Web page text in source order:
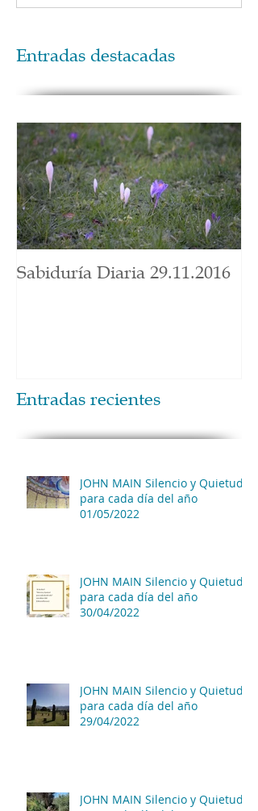
Entradas destacadas
Sabiduría Diaria 29.11.2016
Entradas recientes
JOHN MAIN Silencio y Quietud
para cada día del año
01/05/2022
JOHN MAIN Silencio y Quietud
para cada día del año
30/04/2022
JOHN MAIN Silencio y Quietud
para cada día del año
29/04/2022
JOHN MAIN Silencio y Quietud